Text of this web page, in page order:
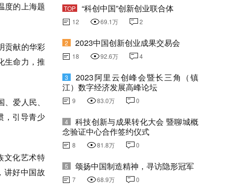
度的上海题
贡献的华彩
生命力，推
爱人民、
，引导青少
文化艺术特
讲好中国故
TOP “科创中国”创新创业联合体
12 69.1万 2
2 2023中国创新创业成果交易会
18 92.6万 4
3
2023阿里云创峰会暨长三角（镇
江）数字经济发展高峰论坛
9 83.0万 0
4
科技创新与成果转化大会 暨聊城概
念验证中心合作签约仪式
8 81.8万 0
5 颂扬中国制造精神，寻访隐形冠军
7 68.9万 0